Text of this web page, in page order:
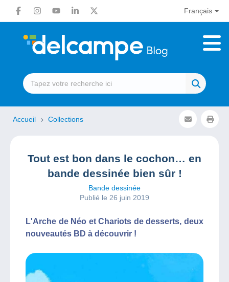
Français
Accueil Collections
Tout est bon dans le cochon… en
bande dessinée bien sûr !
Bande dessinée
Publié le 26 juin 2019
L'Arche de Néo et Chariots de desserts, deux
nouveautés BD à découvrir !